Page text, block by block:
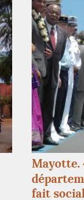
Mayotte.
fait